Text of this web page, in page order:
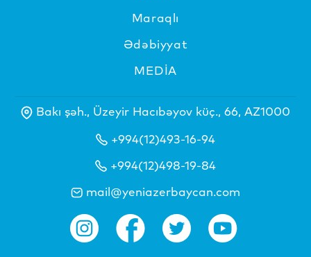
Maraqlı
Ədəbiyyat
MEDİA
Bakı şəh., Üzeyir Hacıbəyov küç., 66, AZ1000
+994(12)493-16-94
+994(12)498-19-84
mail@yeniazerbaycan.com